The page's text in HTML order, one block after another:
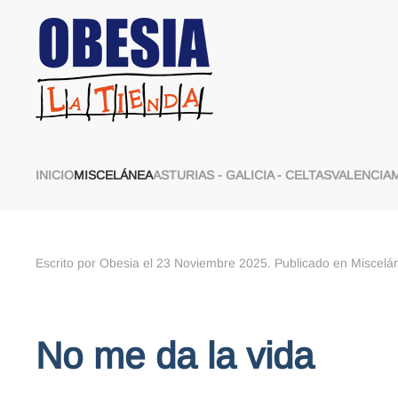
Skip to main content
INICIOMISCELÁNEAASTURIAS - GALICIA - CELTASVALENCIA
Escrito por Obesia el 23 Noviembre 2025. Publicado en
No me da la vida